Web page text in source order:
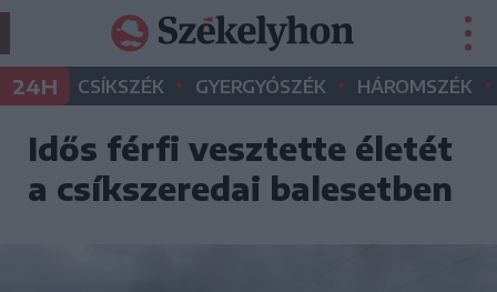
24H CSÍKSZÉK • GYERGYÓSZÉK • HÁROMSZÉK •
Idős férfi vesztette életét
a csíkszeredai balesetben